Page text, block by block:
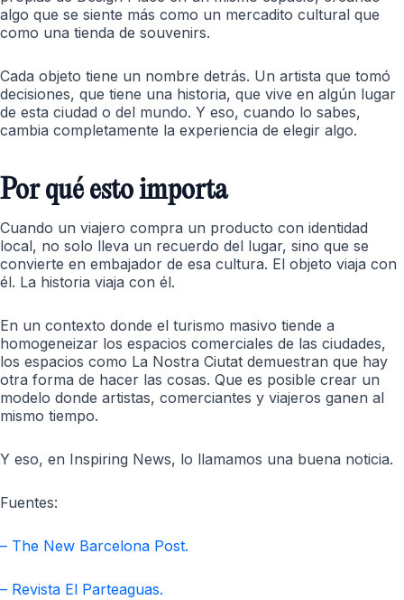
algo que se siente más como un mercadito cultural que
como una tienda de souvenirs.
Cada objeto tiene un nombre detrás. Un artista que tomó
decisiones, que tiene una historia, que vive en algún lugar
de esta ciudad o del mundo. Y eso, cuando lo sabes,
cambia completamente la experiencia de elegir algo.
Por qué esto importa
Cuando un viajero compra un producto con identidad
local, no solo lleva un recuerdo del lugar, sino que se
convierte en embajador de esa cultura. El objeto viaja con
él. La historia viaja con él.
En un contexto donde el turismo masivo tiende a
homogeneizar los espacios comerciales de las ciudades,
los espacios como La Nostra Ciutat demuestran que hay
otra forma de hacer las cosas. Que es posible crear un
modelo donde artistas, comerciantes y viajeros ganen al
mismo tiempo.
Y eso, en Inspiring News, lo llamamos una buena noticia.
Fuentes:
– The New Barcelona Post.
– Revista El Parteaguas.